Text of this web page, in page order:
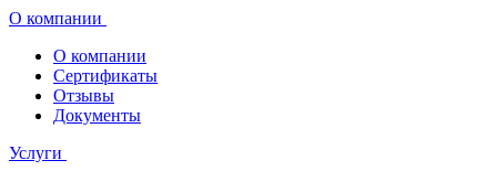
О компании
О компании
Сертификаты
Отзывы
Документы
Услуги